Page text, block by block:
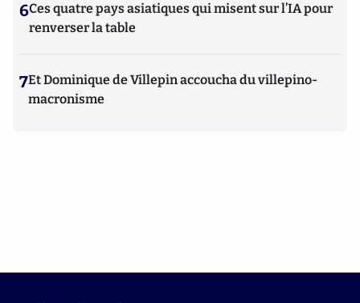
6Ces quatre pays asiatiques qui misent sur l’IA pour
renverser la table
7Et Dominique de Villepin accoucha du villepino-
macronisme